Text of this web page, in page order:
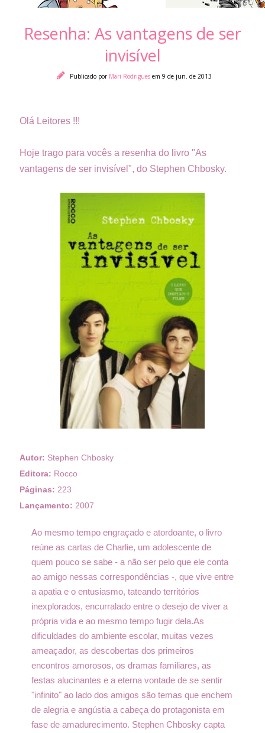
Resenha: As vantagens de ser
invisível
Publicado por Mari Rodrigues em 9 de jun. de 2013
Olá Leitores !!!
Hoje trago para vocês a resenha do livro "As
vantagens de ser invisível", do Stephen Chbosky.
Autor: Stephen Chbosky
Editora: Rocco
Páginas: 223
Lançamento: 2007
Ao mesmo tempo engraçado e atordoante, o livro
reúne as cartas de Charlie, um adolescente de
quem pouco se sabe - a não ser pelo que ele conta
ao amigo nessas correspondências -, que vive entre
a apatia e o entusiasmo, tateando territórios
inexplorados, encurralado entre o desejo de viver a
própria vida e ao mesmo tempo fugir dela.As
dificuldades do ambiente escolar, muitas vezes
ameaçador, as descobertas dos primeiros
encontros amorosos, os dramas familiares, as
festas alucinantes e a eterna vontade de se sentir
"infinito" ao lado dos amigos são temas que enchem
de alegria e angústia a cabeça do protagonista em
fase de amadurecimento. Stephen Chbosky capta